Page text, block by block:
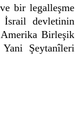
bir legalleşme
devletinin
Amerika Birleşik
Şeytanîleri